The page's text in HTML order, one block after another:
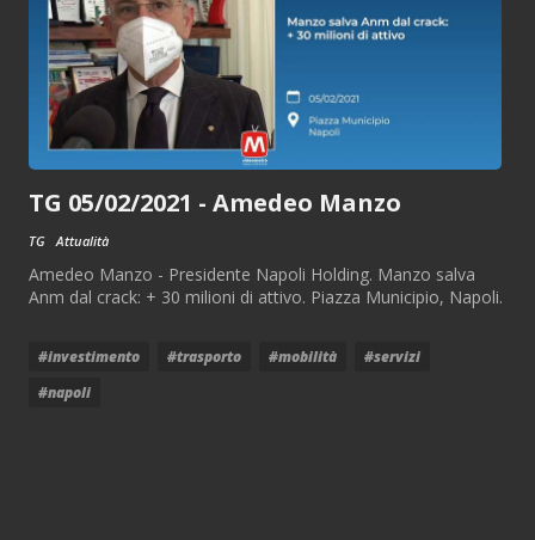
TG 05/02/2021 - Amedeo Manzo
TG Attualità
Amedeo Manzo - Presidente Napoli Holding. Manzo salva
Anm dal crack: + 30 milioni di attivo. Piazza Municipio, Napoli.
#investimento #trasporto #mobilità
#servizi
#napoli